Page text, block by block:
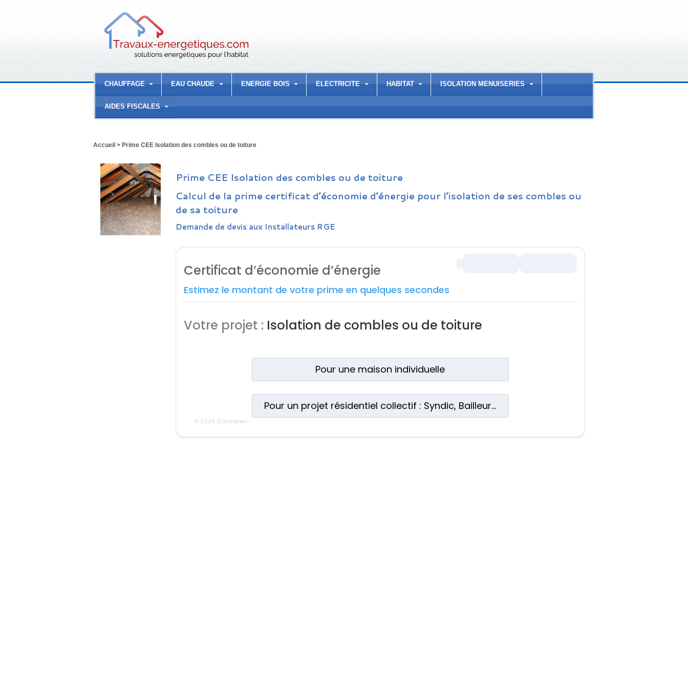
CHAUFFAGE EAU CHAUDE ENERGIE BOIS ELECTRICITE HABITAT ISOLATION MENUISERIES
AIDES FISCALES
Accueil > Prime CEE Isolation des combles ou de toiture
Prime CEE Isolation des combles ou de toiture
Calcul de la prime certificat d’économie d’énergie pour l’isolation de ses combles ou
de sa toiture
Demande de devis aux Installateurs RGE